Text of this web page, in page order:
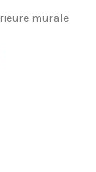
murale